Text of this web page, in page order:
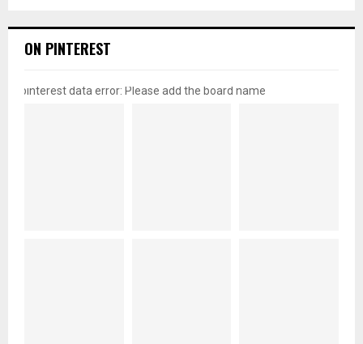
ON PINTEREST
pinterest data error: Please add the board name